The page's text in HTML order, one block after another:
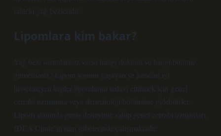
ciltteki yağ bezleridir.
Lipomlara kim bakar?
Yağ bezi sorunlarınız varsa hangi doktora ve hangi bölüme
gitmelisiniz? Lipom sorunu yaşayan ve kendini iyi
hissetmeyen kişiler lipomlarını tedavi ettirmek için genel
cerrahi uzmanına veya dermatoloji bölümüne gidebilirler.
Lipom alanında geniş deneyime sahip genel cerrahi uzmanları
IDEA Clinic’in tüm şubelerinde çalışmaktadır.